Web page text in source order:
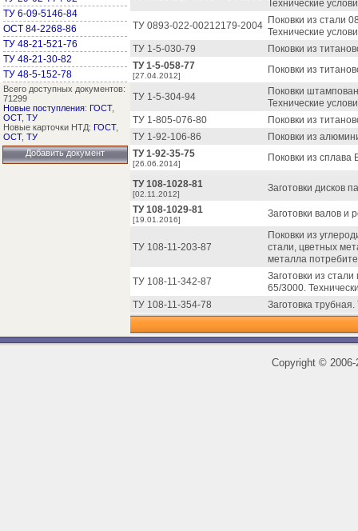
ТУ 6-09-5146-84
ОСТ 84-2268-86
ТУ 48-21-521-76
ТУ 48-21-30-82
ТУ 48-5-152-78
Всего доступных документов:
71299
Новые поступления: ГОСТ,
ОСТ, ТУ
Новые карточки НТД: ГОСТ,
ОСТ, ТУ
Добавить документ
Технические
ТУ 0893-022-00212179-2004 Поковки из стали
Технические
ТУ 1-5-030-79
Поковки из
ТУ 1-5-058-77
[27.04.2012]
Поковки из
ТУ 1-5-304-94
Поковки
Технические
ТУ 1-805-076-80
Поковки из
ТУ 1-92-106-86
Поковки из
ТУ 1-92-35-75
[26.06.2014]
Поковки из сплава
ТУ 108-1028-81
[02.11.2012]
Заготовки дисков
ТУ 108-1029-81
[19.01.2016]
Заготовки валов и
ТУ 108-11-203-87
Поковки из
стали, цветных
металла
ТУ 108-11-342-87
Заготовки из
65/3000.
ТУ 108-11-354-78
Заготовка
Copyright ©